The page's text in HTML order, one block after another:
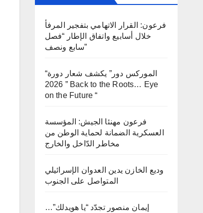
فرعون: القرار الاتهامي بتفجير المرفأ
خلال أسابيع واتفاق الإطار “فصل
سابع ونصف”
“الموركس دور” يكشف شعار دورة
2026 ” Back to the Roots… Eye
on the Future “
فرعون مهنئا الجيش: المؤسسة
العسكرية الضمانة لحماية الوطن من
مخاطر الدّاخل والخارج
وديع الخازن يدين العدوان الإسرائيلي
المتواصل على الجنوب
إيمان منصور تجدّد “يا هويدلك”…